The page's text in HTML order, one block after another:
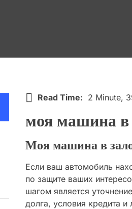
Read Time: 2 Minute,
моя машина в
Моя машина в
Если ваш автомобиль
по защите ваших
шагом является
долга, условия кредита